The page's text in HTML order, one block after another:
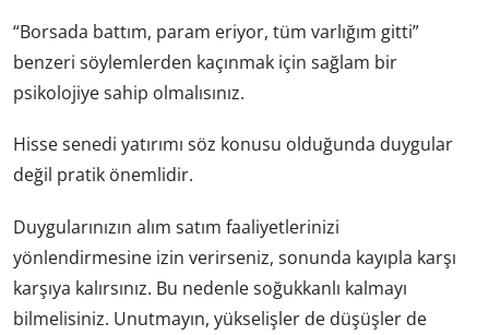
“Borsada battım, param eriyor, tüm varlığım gitti”
benzeri söylemlerden kaçınmak için sağlam bir
psikolojiye sahip olmalısınız.
Hisse senedi yatırımı söz konusu olduğunda duygular
değil pratik önemlidir.
Duygularınızın alım satım faaliyetlerinizi
yönlendirmesine izin verirseniz, sonunda kayıpla karşı
karşıya kalırsınız. Bu nedenle soğukkanlı kalmayı
bilmelisiniz. Unutmayın, yükselişler de düşüşler de